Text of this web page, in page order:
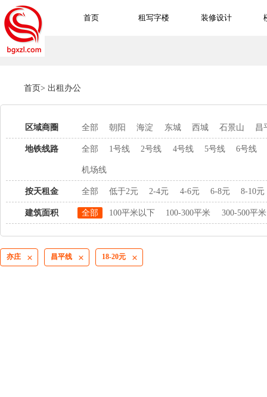
首页 租写字楼 装修设计
首页> 出租办公
区域商圈 全部 朝阳 海淀 东城 西城 石景山 昌
地铁线路 全部 1号线 2号线 4号线 5号线 6号线
机场线
按天租金 全部 低于2元 2-4元 4-6元 6-8元 8-10元
建筑面积 全部 100平米以下 100-300平米 300-500平米
亦庄  昌平线  18-20元 